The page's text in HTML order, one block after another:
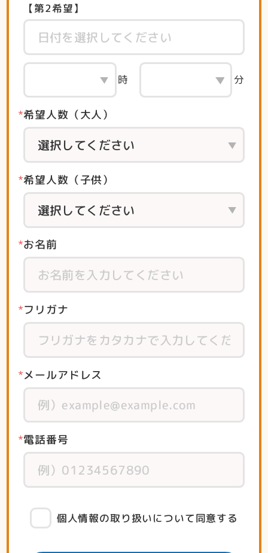
【第2希望】
時 分
希望人数（大人）
希望人数（子供）
お名前
フリガナ
メールアドレス
電話番号
個人情報の取り扱いについて同意する